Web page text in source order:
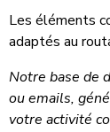
Les éléments
adaptés au
Notre base de
ou emails,
votre activité